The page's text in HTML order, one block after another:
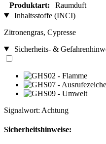
Produktart:
Raumduft
Inhaltsstoffe (INCI)
Zitronengras, Cypresse
Sicherheits- &
Signalwort: Achtung
Sicherheitshinweise: